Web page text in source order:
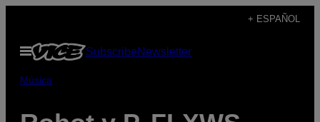
contenido
+ ESPAÑOL
Abrir
Menú
SubscribeNewsletter
Música